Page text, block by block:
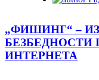
„ФИШИНГ“ ‒
БЕЗБЕДНОСТИ
ИНТЕРНЕТА